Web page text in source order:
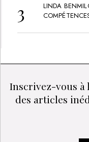
LINDA
Inscrivez-vous
des articles